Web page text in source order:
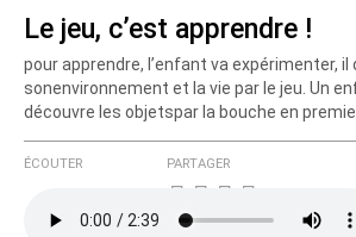
Le jeu, c’est apprendre !
pour apprendre, l’enfant va expérimenter, il
sonenvironnement et la vie par le jeu. Un
découvre les objetspar la bouche en
ÉCOUTER PARTAGER